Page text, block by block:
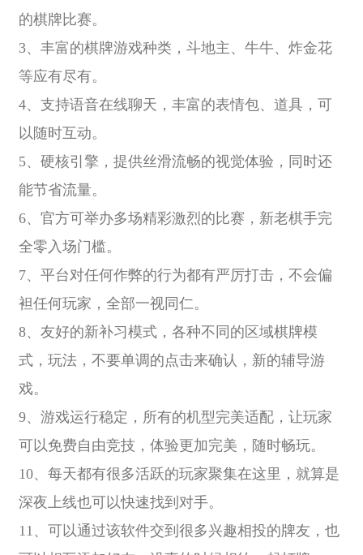
的棋牌比赛。
3、丰富的棋牌游戏种类，斗地主、牛牛、炸金花
等应有尽有。
4、支持语音在线聊天，丰富的表情包、道具，可
以随时互动。
5、硬核引擎，提供丝滑流畅的视觉体验，同时还
能节省流量。
6、官方可举办多场精彩激烈的比赛，新老棋手完
全零入场门槛。
7、平台对任何作弊的行为都有严厉打击，不会偏
袒任何玩家，全部一视同仁。
8、友好的新补习模式，各种不同的区域棋牌模
式，玩法，不要单调的点击来确认，新的辅导游
戏。
9、游戏运行稳定，所有的机型完美适配，让玩家
可以免费自由竞技，体验更加完美，随时畅玩。
10、每天都有很多活跃的玩家聚集在这里，就算是
深夜上线也可以快速找到对手。
11、可以通过该软件交到很多兴趣相投的牌友，也